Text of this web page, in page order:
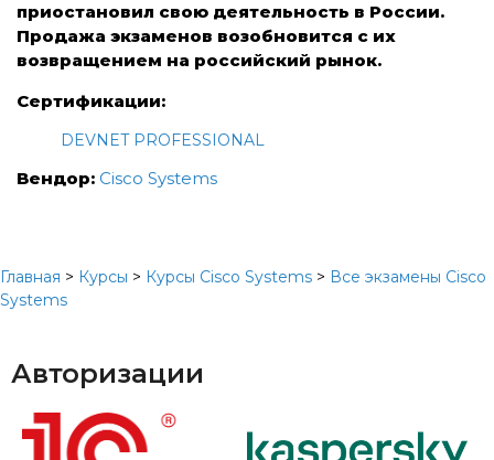
приостановил свою деятельность в России.
Продажа экзаменов возобновится с их
возвращением на российский рынок.
Сертификации:
DEVNET PROFESSIONAL
Вендор: Cisco Systems
Главная > Курсы > Курсы Cisco Systems > Все экзамены Cisco
Systems
Авторизации